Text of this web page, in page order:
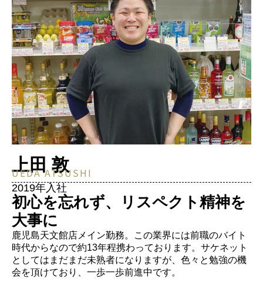
上田 敦
UEDA ATSUSHI
2019年入社
初心を忘れず、リスペクト精神を
大事に
鹿児島天文館店メイン勤務。この業界には前職のバイト
時代からなので約13年程携わっております。サケネット
としてはまだまだ未熟者になりますが、色々と勉強の機
会を頂けており、一歩一歩前進中です。